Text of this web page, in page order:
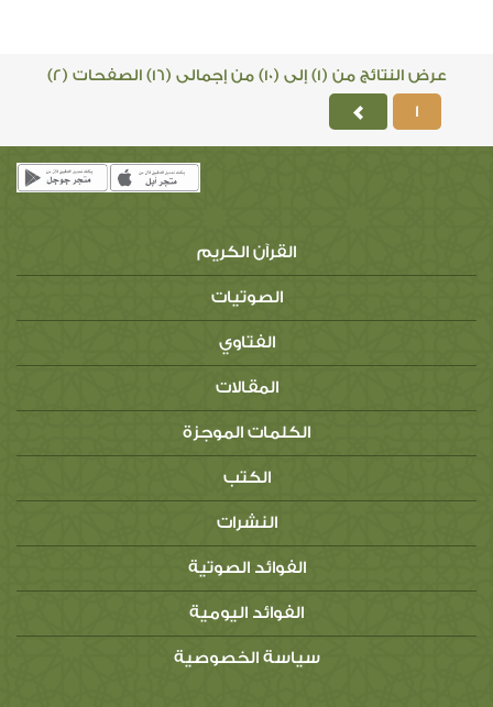
عرض النتائج من (1) إلى (10) من إجمالى (16) الصفحات (2)
1
القرآن الكريم
الصوتيات
الفتاوي
المقالات
الكلمات الموجزة
الكتب
النشرات
الفوائد الصوتية
الفوائد اليومية
سياسة الخصوصية